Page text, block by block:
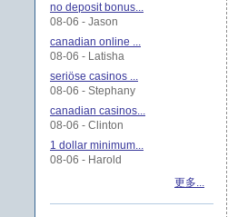
no deposit bonus...
08-06 - Jason
canadian online ...
08-06 - Latisha
seriöse casinos ...
08-06 - Stephany
canadian casinos...
08-06 - Clinton
1 dollar minimum...
08-06 - Harold
更多...